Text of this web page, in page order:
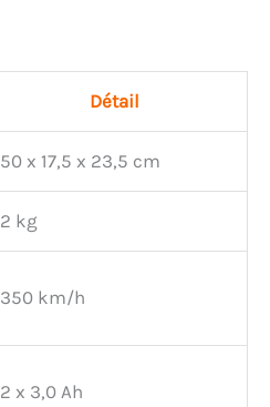
Détail
50 x 17,5 x 23,5 cm
2 kg
350 km/h
2 x 3,0 Ah